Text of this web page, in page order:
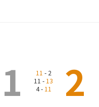
1 11 - 2
11 - 13
4 - 11 2